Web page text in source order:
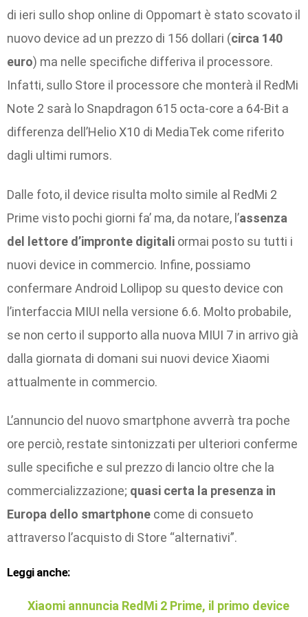
di ieri sullo shop online di Oppomart è stato scovato il
nuovo device ad un prezzo di 156 dollari (circa 140
euro) ma nelle specifiche differiva il processore.
Infatti, sullo Store il processore che monterà il RedMi
Note 2 sarà lo Snapdragon 615 octa-core a 64-Bit a
differenza dell’Helio X10 di MediaTek come riferito
dagli ultimi rumors.
Dalle foto, il device risulta molto simile al RedMi 2
Prime visto pochi giorni fa’ ma, da notare, l’assenza
del lettore d’impronte digitali ormai posto su tutti i
nuovi device in commercio. Infine, possiamo
confermare Android Lollipop su questo device con
l’interfaccia MIUI nella versione 6.6. Molto probabile,
se non certo il supporto alla nuova MIUI 7 in arrivo già
dalla giornata di domani sui nuovi device Xiaomi
attualmente in commercio.
L’annuncio del nuovo smartphone avverrà tra poche
ore perciò, restate sintonizzati per ulteriori conferme
sulle specifiche e sul prezzo di lancio oltre che la
commercializzazione; quasi certa la presenza in
Europa dello smartphone come di consueto
attraverso l’acquisto di Store “alternativi”.
Leggi anche:
Xiaomi annuncia RedMi 2 Prime, il primo device